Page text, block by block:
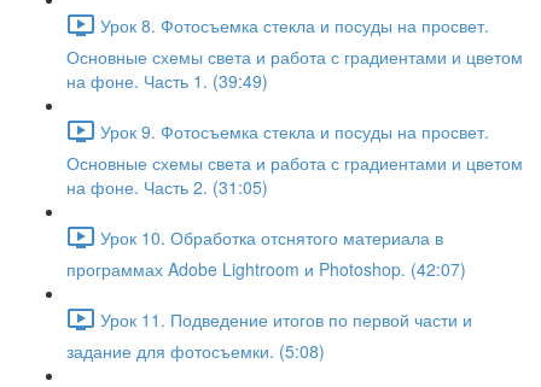
Урок 8. Фотосъемка стекла и посуды на просвет.
Основные схемы света и работа с градиентами и цветом
на фоне. Часть 1. (39:49)
Урок 9. Фотосъемка стекла и посуды на просвет.
Основные схемы света и работа с градиентами и цветом
на фоне. Часть 2. (31:05)
Урок 10. Обработка отснятого материала в
программах Adobe Lightroom и Photoshop. (42:07)
Урок 11. Подведение итогов по первой части и
задание для фотосъемки. (5:08)